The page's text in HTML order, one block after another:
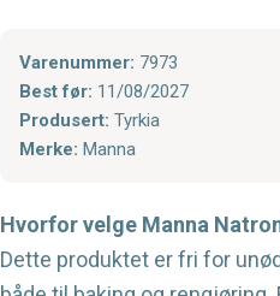
Varenummer: 7973
Best før: 11/08/2027
Produsert: Tyrkia
Merke: Manna
Hvorfor velge Manna
Dette produktet er fri for